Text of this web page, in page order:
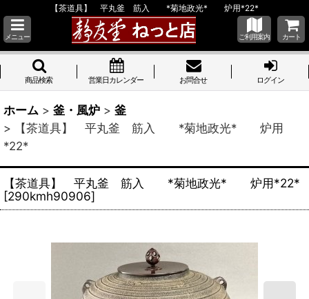
【茶道具】 平丸釜 筋入 *菊地政光* 炉用*22*
メニュー ご利用案内 カート
商品検索 営業日カレンダー お問合せ ログイン
ホーム > 釜・風炉 > 釜
>
【茶道具】 平丸釜 筋入 *菊地政光* 炉用
*22*
【茶道具】 平丸釜 筋入 *菊地政光* 炉用*22*
[290kmh90906]